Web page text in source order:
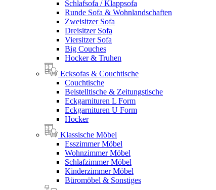
Schlafsofa / Klappsofa
Runde Sofa & Wohnlandschaften
Zweisitzer Sofa
Dreisitzer Sofa
Viersitzer Sofa
Big Couches
Hocker & Truhen
Ecksofas & Couchtische
Couchtische
Beistelltische & Zeitungstische
Eckgarnituren L Form
Eckgarnituren U Form
Hocker
Klassische Möbel
Esszimmer Möbel
Wohnzimmer Möbel
Schlafzimmer Möbel
Kinderzimmer Möbel
Büromöbel & Sonstiges